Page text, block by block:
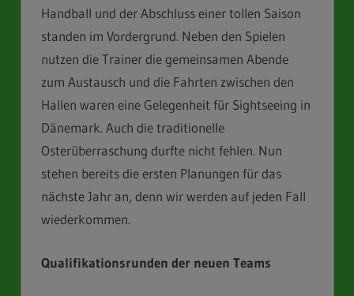
Handball und der Abschluss einer tollen Saison
standen im Vordergrund. Neben den Spielen
nutzen die Trainer die gemeinsamen Abende
zum Austausch und die Fahrten zwischen den
Hallen waren eine Gelegenheit für Sightseeing in
Dänemark. Auch die traditionelle
Osterüberraschung durfte nicht fehlen. Nun
stehen bereits die ersten Planungen für das
nächste Jahr an, denn wir werden auf jeden Fall
wiederkommen.
Qualifikationsrunden der neuen Teams